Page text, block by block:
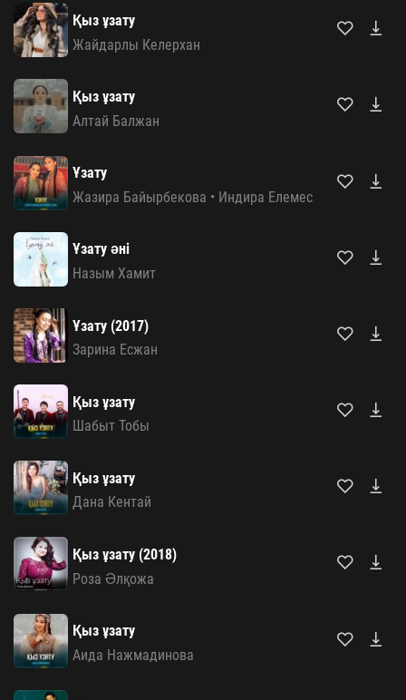
Қыз ұзату
Жайдарлы Келерхан
Қыз ұзату
Алтай Балжан
Ұзату
Жазира Байырбекова • Индира Елемес
Ұзату әні
Назым Хамит
Ұзату (2017)
Зарина Есжан
Қыз ұзату
Шабыт Тобы
Қыз ұзату
Дана Кентай
Қыз ұзату (2018)
Роза Әлқожа
Қыз ұзату
Аида Нажмадинова